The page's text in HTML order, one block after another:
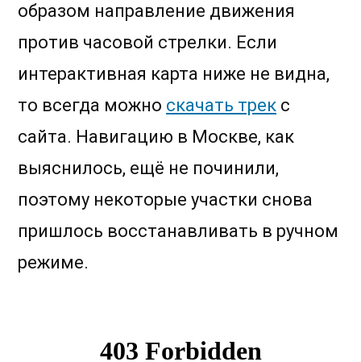
образом направление движения
против часовой стрелки. Если
интерактивная карта ниже не видна,
то всегда можно скачать трек с
сайта. Навигацию в Москве, как
выяснилось, ещё не починили,
поэтому некоторые участки снова
пришлось восстанавливать в ручном
режиме.